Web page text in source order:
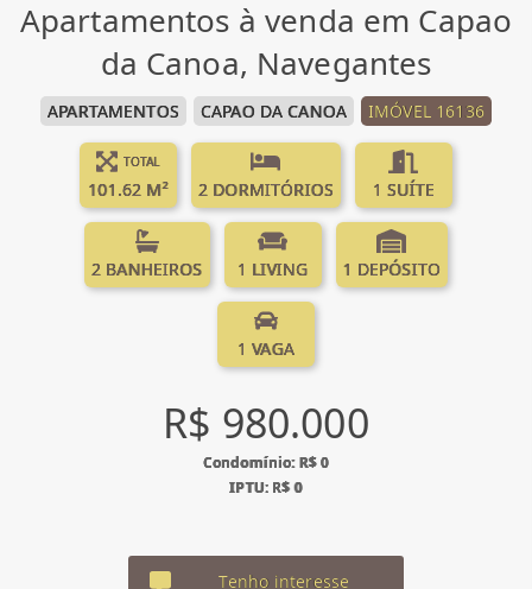
Apartamentos à venda em Capao
da Canoa, Navegantes
APARTAMENTOS CAPAO DA CANOA IMÓVEL 16136
TOTAL
101.62 M² 2 DORMITÓRIOS 1 SUÍTE
2 BANHEIROS 1 LIVING 1 DEPÓSITO
1 VAGA
R$ 980.000
Condomínio: R$ 0
IPTU: R$ 0
Tenho interesse